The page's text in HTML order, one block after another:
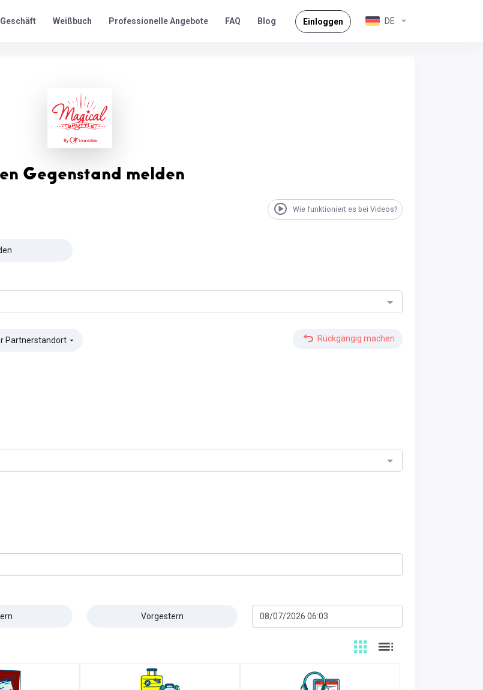
Geschäft Weißbuch Professionelle Angebote FAQ Blog Einloggen DE
Gegenstand melden
Wie funktioniert es bei Videos?
Rückgängig machen
Partnerstandort ▼
Vorgestern